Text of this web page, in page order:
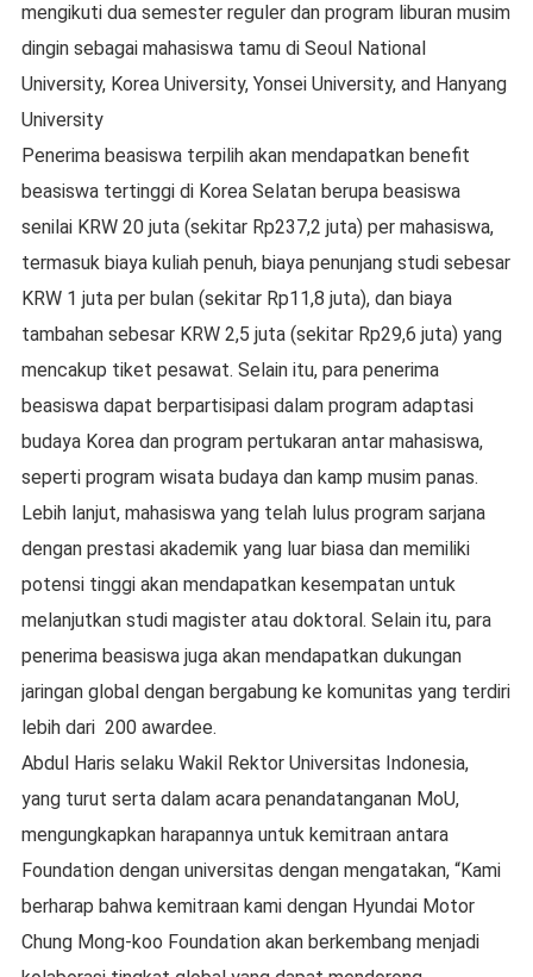
mengikuti dua semester reguler dan program liburan musim
dingin sebagai mahasiswa tamu di Seoul National
University, Korea University, Yonsei University, and Hanyang
University
Penerima beasiswa terpilih akan mendapatkan benefit
beasiswa tertinggi di Korea Selatan berupa beasiswa
senilai KRW 20 juta (sekitar Rp237,2 juta) per mahasiswa,
termasuk biaya kuliah penuh, biaya penunjang studi sebesar
KRW 1 juta per bulan (sekitar Rp11,8 juta), dan biaya
tambahan sebesar KRW 2,5 juta (sekitar Rp29,6 juta) yang
mencakup tiket pesawat. Selain itu, para penerima
beasiswa dapat berpartisipasi dalam program adaptasi
budaya Korea dan program pertukaran antar mahasiswa,
seperti program wisata budaya dan kamp musim panas.
Lebih lanjut, mahasiswa yang telah lulus program sarjana
dengan prestasi akademik yang luar biasa dan memiliki
potensi tinggi akan mendapatkan kesempatan untuk
melanjutkan studi magister atau doktoral. Selain itu, para
penerima beasiswa juga akan mendapatkan dukungan
jaringan global dengan bergabung ke komunitas yang terdiri
lebih dari 200 awardee.
Abdul Haris selaku Wakil Rektor Universitas Indonesia,
yang turut serta dalam acara penandatanganan MoU,
mengungkapkan harapannya untuk kemitraan antara
Foundation dengan universitas dengan mengatakan, “Kami
berharap bahwa kemitraan kami dengan Hyundai Motor
Chung Mong-koo Foundation akan berkembang menjadi